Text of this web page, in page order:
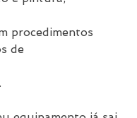
com procedimentos
de